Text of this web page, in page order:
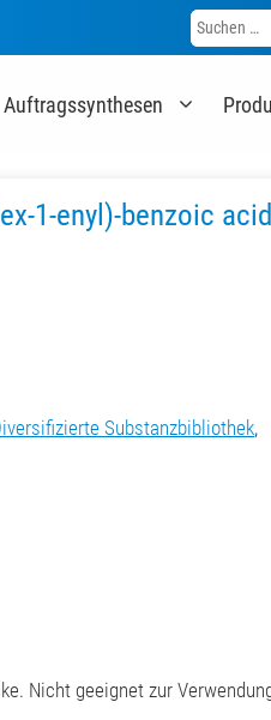
Suche
nach:
Auftragssynthesen
1-enyl)-benzoic acid
Substanzbibliothek,
Nicht geeignet zur